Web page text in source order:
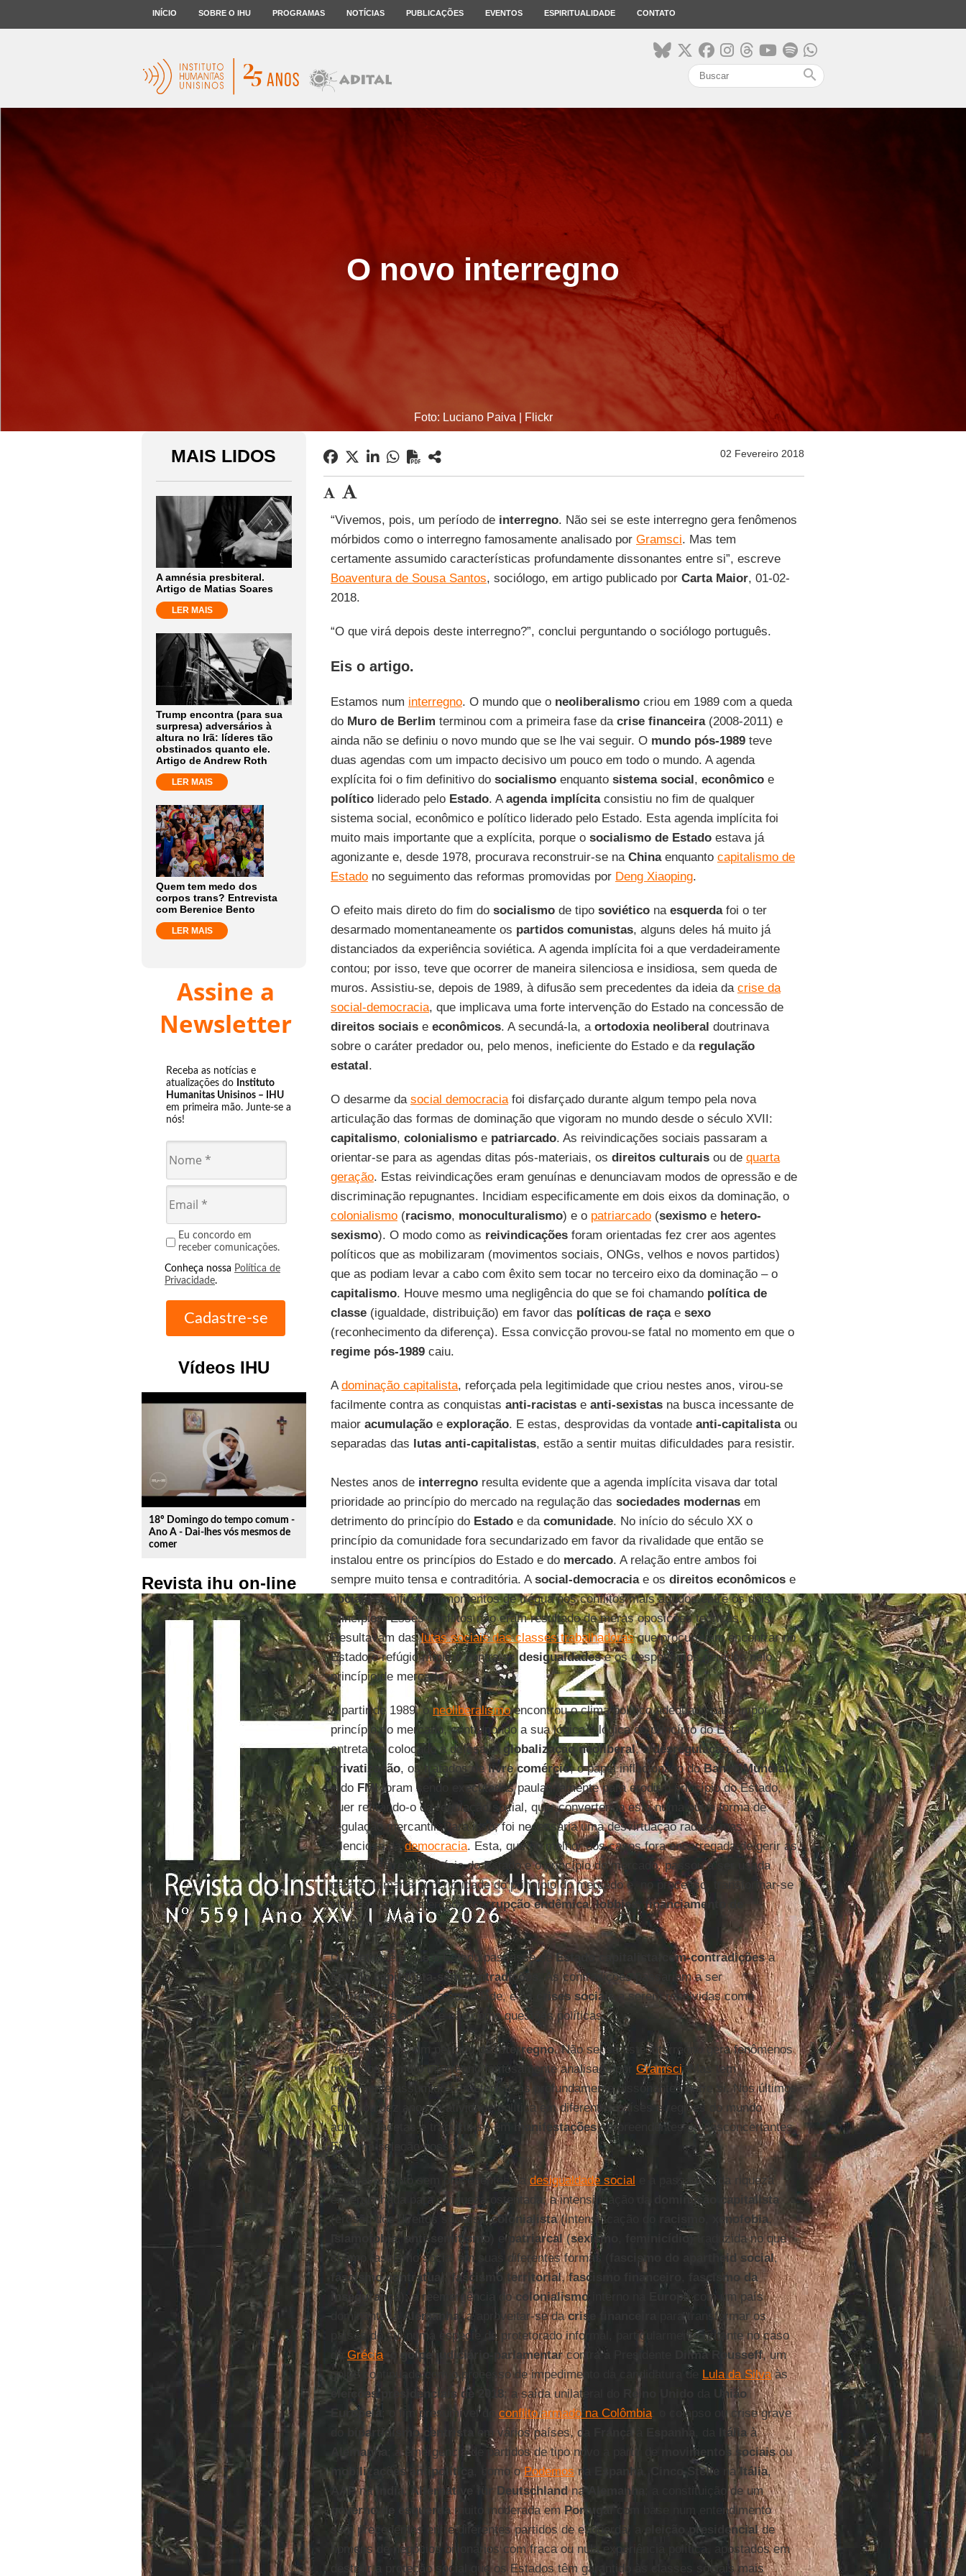
INÍCIO SOBRE O IHU PROGRAMAS NOTÍCIAS PUBLICAÇÕES EVENTOS ESPIRITUALIDADE CONTATO
search
O novo interregno
Foto: Luciano Paiva | Flickr
MAIS LIDOS
A amnésia presbiteral.
Artigo de Matias Soares
LER MAIS
Trump encontra (para sua
surpresa) adversários à
altura no Irã: líderes tão
obstinados quanto ele.
Artigo de Andrew Roth
LER MAIS
Quem tem medo dos
corpos trans? Entrevista
com Berenice Bento
LER MAIS
Assine a
Newsletter
Receba as notícias e
atualizações do Instituto
Humanitas Unisinos – IHU
em primeira mão. Junte-se a
nós!
Eu concordo em
receber comunicações.
Conheça nossa Política de
Privacidade.
Vídeos IHU
play_circle_outline
18º Domingo do tempo comum -
Ano A - Dai-lhes vós mesmos de
comer
Revista ihu on-line
02 Fevereiro 2018
“Vivemos, pois, um período deinterregno. Não sei se este interregno gera fenômenos
mórbidos como o interregno famosamente analisado por Gramsci. Mas tem
certamente assumido características profundamente dissonantes entre si”, escreve
Boaventura de Sousa Santos, sociólogo, em artigo publicado porCarta Maior, 01-02-
2018.
“O que virá depois deste interregno?”, conclui perguntando o sociólogo português.
Eis o artigo.
Estamos num interregno. O mundo que o neoliberalismocriou em 1989 com a queda
do Muro de Berlim terminou com a primeira fase da crise financeira(2008-2011) e
ainda não se definiu o novo mundo que se lhe vai seguir. O mundo pós-1989teve
duas agendas com um impacto decisivo um pouco em todo o mundo. A agenda
explícita foi o fim definitivo dosocialismoenquanto sistema social, econômicoe
políticoliderado pelo Estado. Aagenda implícitaconsistiu no fim de qualquer
sistema social, econômico e político liderado pelo Estado. Esta agenda implícita foi
muito mais importante que a explícita, porque o socialismo de Estadoestava já
agonizante e, desde 1978, procurava reconstruir-se na Chinaenquanto capitalismo de
Estadono seguimento das reformas promovidas por Deng Xiaoping.
O efeito mais direto do fim do socialismode tipo soviéticona esquerdafoi o ter
desarmado momentaneamente os partidos comunistas, alguns deles há muito já
distanciados da experiência soviética. A agenda implícita foi a que verdadeiramente
contou; por isso, teve que ocorrer de maneira silenciosa e insidiosa, sem queda de
muros. Assistiu-se, depois de 1989, à difusão sem precedentes da ideia da crise da
social-democracia, que implicava uma forte intervenção do Estado na concessão de
direitos sociaise econômicos. A secundá-la, a ortodoxia neoliberal doutrinava
sobre o caráter predador ou, pelo menos, ineficiente do Estado e da regulação
estatal.
O desarme da social democraciafoi disfarçado durante algum tempo pela nova
articulação das formas de dominação que vigoram no mundo desde o século XVII:
capitalismo, colonialismoe patriarcado. As reivindicações sociais passaram a
orientar-se para as agendas ditas pós-materiais, os direitos culturaisou de quarta
geração. Estas reivindicações eram genuínas e denunciavam modos de opressão e de
discriminação repugnantes. Incidiam especificamente em dois eixos da dominação, o
colonialismo(racismo, monoculturalismo) e o patriarcado(sexismoe hetero-
sexismo). O modo como as reivindicaçõesforam orientadas fez crer aos agentes
políticos que as mobilizaram (movimentos sociais, ONGs, velhos e novos partidos)
que as podiam levar a cabo com êxito sem tocar no terceiro eixo da dominação – o
capitalismo. Houve mesmo uma negligência do que se foi chamando política de
classe(igualdade, distribuição) em favor das políticas de raça esexo
(reconhecimento da diferença). Essa convicção provou-se fatal no momento em que o
regime pós-1989caiu.
Adominação capitalista, reforçada pela legitimidade que criou nestes anos, virou-se
facilmente contra as conquistas anti-racistaseanti-sexistasna busca incessante de
maior acumulaçãoe exploração. E estas, desprovidas da vontade anti-capitalistaou
separadas das lutas anti-capitalistas, estão a sentir muitas dificuldades para resistir.
Nestes anos deinterregnoresulta evidente que a agenda implícita visava dar total
prioridade ao princípio do mercado na regulação das sociedades modernasem
detrimento do princípio do Estadoe dacomunidade. No início do século XX o
princípio da comunidade fora secundarizado em favor da rivalidade que então se
instalou entre os princípios do Estado e domercado. A relação entre ambos foi
sempre muito tensa e contraditória. Asocial-democraciae os direitos econômicose
sociaissignificaram momentos de trégua nos conflitos mais agudos entre os dois
princípios. Esses conflitos não eram resultado de meras oposições teóricas.
Resultavam daslutas sociais das classes trabalhadorasque procuravam encontrar no
Estado o refúgio mínimo contra as desigualdadese os despotismos gerados pelo
princípio de mercado.
A partir de 1989, oneoliberalismoencontrou o clima político adequado para impor o
princípio do mercado, contrapondo a sua lógica à lógica do princípio do Estado,
entretanto colocado à defesa. A globalização neoliberal, adesregulação, a
privatização, os tratados delivre comércio, o papel inflacionado doBanco Mundial
e doFMIforam sendo executadas paulatinamente para erodir o princípio do Estado,
quer retirando-o da regulação social, quer convertendo esta numa outra forma de
regulação mercantil. Para isso, foi necessária uma desvirtuação radical mas
silenciosa dademocracia. Esta, que no melhor dos casos fora encarregada de gerir as
tensões entre o princípio do Estado e o princípio do mercado, passou a ser usada
para legitimar a superioridade do princípio do mercado e, no processo, transformar-se
ela própria num mercado (corrupção endêmica,lobbies
financiamento de
partidos, etc.).
O objetivo era que o Estado passasse deEstado capitalista-com-contradiçõesa
Estado capitalista-sem contradições
. As contradições passariam a ser
exteriorizadas para a sociedade, e as
crises sociais a serem resolvidas como
questões de polícia e não como questões políticas.
Vivemos, pois, um período deinterregno. Não sei se este interregno gera fenômenos
mórbidos como o interregno famosamente analisado por Gramsci. Mas tem
certamente assumido características profundamente dissonantes entre si. Nos últimos
cinco ou dez anos, a atividade política em diferentes países e regiões do mundo
adquiriu facetas e traduziu-se em
manifestaçõessurpreendentes ou desconcertantes.
Eis uma seleção possível:
O agravamento sem precedentes dadesigualdade social e a passagem da riqueza
envergonhada para a riqueza ostentada; a intensificação da
dominação capitalista
(erosão dos direitos sociais),colonialista(intensificação do xenofobia,
islamofobia,anti-semitismo patriarcal(sexismo feminicídio
) traduzida no que
chamo fascismo social em suas diferentes formas (
fascismo do apartheid social,
fascismo contratual
fascismo territorial,fascismo financeiro
fascismo da
insegurança ); a reemergência do colonialismointerno na Europacom um país
dominante, a
Alemanha, a aproveitar-se dacrise financeira
para transformar os
países do sul numa espécie de protetorado informal, particularmente gritante no caso
da Grécia; o golpe judiciário-parlamentarcontra a Presidente Dilma Rousseff, um
golpe continuado com o processo de impedimento da candidatura de Lula da Silvaàs
eleições presidenciais de 2018; a saída unilateral do Reino Unido
União
Europeia
; o fim presumível do conflito armado na Colômbia; o colapso ou crise grave
bipartidismo centrista em vários países, da Itáliaà
Alemanha
; a emergência de partidos de tipo novo a partir de movimentos sociaisou
mobilizações antipolítica
, como oPodemosna Espanha Cinco Stelle na Itália,
AAPnaÍndia, Alternative für Deutschlandna Alemanha
; a constituição de um
governo de esquerdamuito moderada emPortugal
com base num entendimento
sem precedentes entre diferentes partidos de esquerda; a
eleição presidencialde
homens de negócios bilionários com fraca ou nula experiência política, apostados em
destruir a proteção social que os Estados têm garantido às classes sociais mais